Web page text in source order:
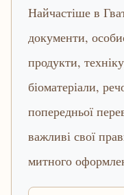
Найчастіше в
документи,
продукти,
біоматеріали,
попередньої
важливі свої
митного